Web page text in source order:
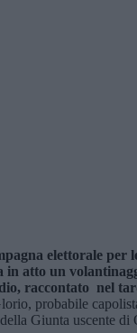
elettorale
atto un
raccontato nel
probabile
Giunta uscente di